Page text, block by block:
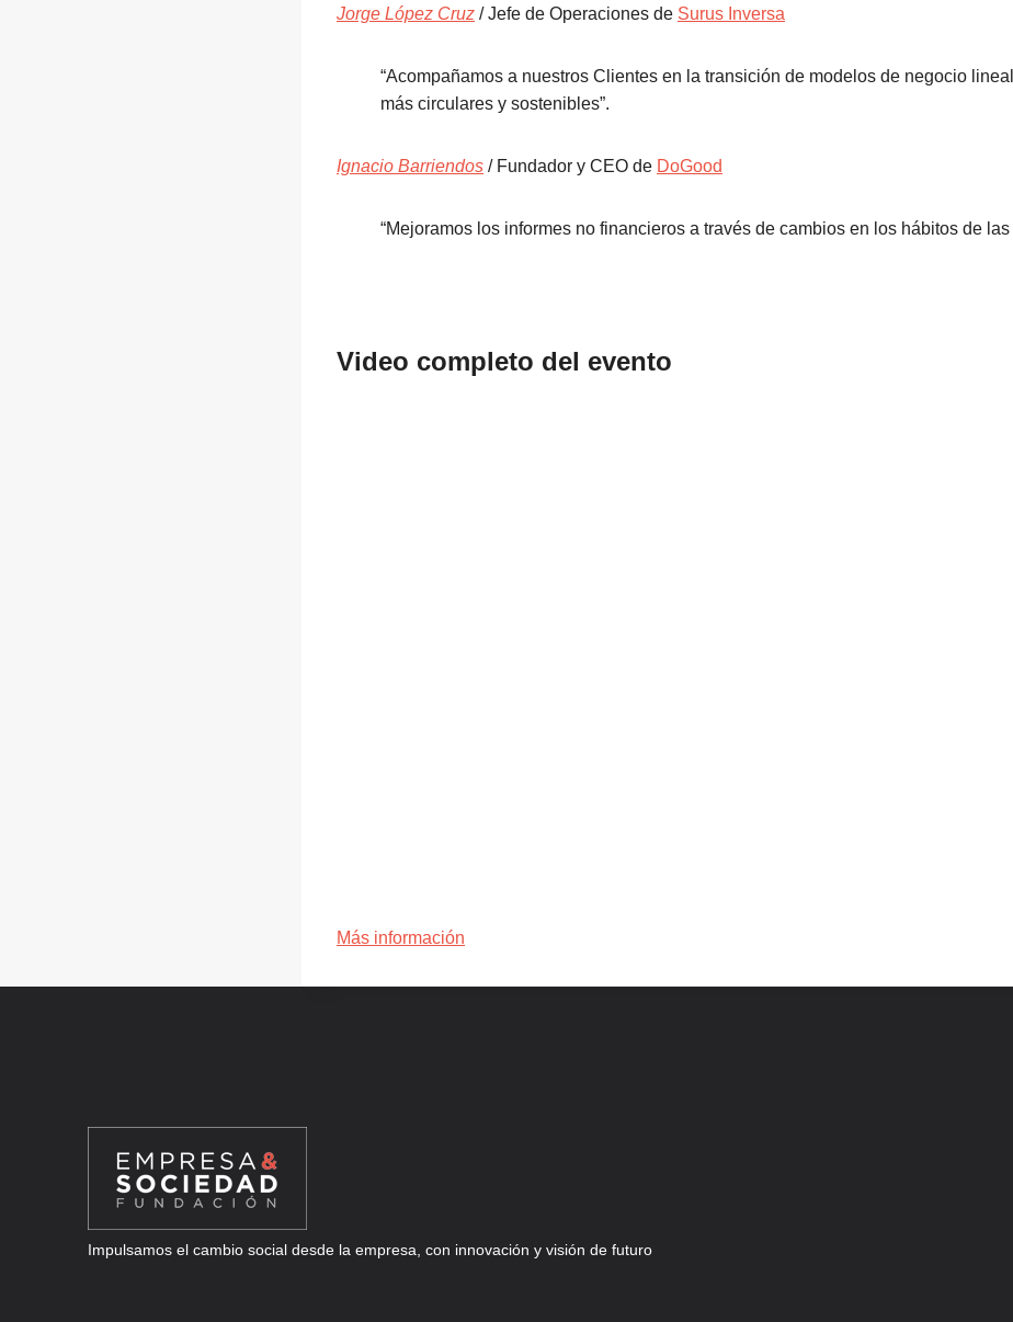
Jorge López Cruz / Jefe de Operaciones de Surus Inversa
“Acompañamos a nuestros Clientes en la transición de modelos de negocio
más circulares y sostenibles”.
Ignacio Barriendos / Fundador y CEO de DoGood
“Mejoramos los informes no financieros a través de cambios en los hábitos de las
Video completo del evento
Más información
Impulsamos el cambio social desde la empresa, con innovación y visión de futuro